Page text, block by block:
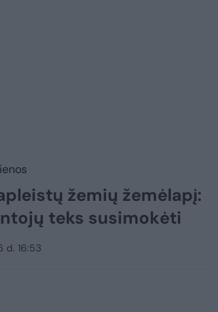
žemių žemėlapį:
teks susimokėti
d. 16:53